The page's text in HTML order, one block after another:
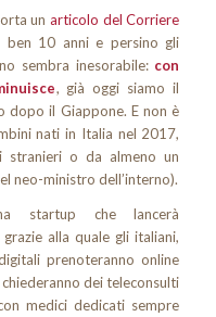
unarticolo del Corriere
10 anni e persino gli
sembra inesorabile: con
, già oggi siamo il
dopo il Giappone. E non è
nati in Italia nel 2017,
o da almeno un
neo-ministro dell’interno).
startup che lancerà
grazie alla quale gli italiani,
prenoteranno online
dei teleconsulti
medici dedicati sempre